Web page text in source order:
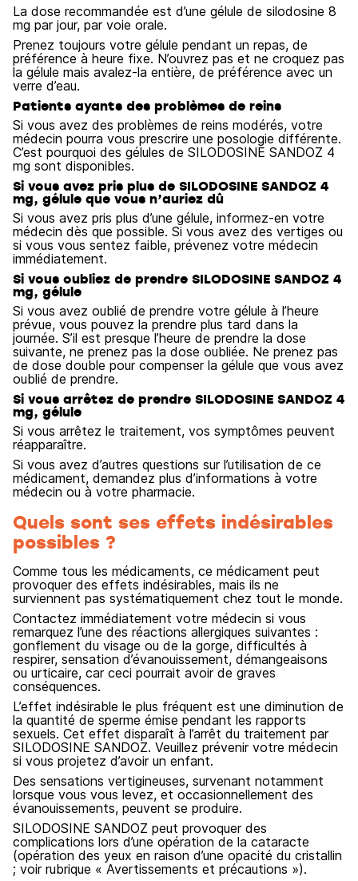
La dose recommandée est d’une gélule de silodosine 8
mg par jour, par voie orale.
Prenez toujours votre gélule pendant un repas, de
préférence à heure fixe. N’ouvrez pas et ne croquez pas
la gélule mais avalez-la entière, de préférence avec un
verre d’eau.
Patients ayants des problèmes de reins
Si vous avez des problèmes de reins modérés, votre
médecin pourra vous prescrire une posologie différente.
C’est pourquoi des gélules de SILODOSINE SANDOZ 4
mg sont disponibles.
Si vous avez pris plus de SILODOSINE SANDOZ 4
mg, gélule que vous n’auriez dû
Si vous avez pris plus d’une gélule, informez-en votre
médecin dès que possible. Si vous avez des vertiges ou
si vous vous sentez faible, prévenez votre médecin
immédiatement.
Si vous oubliez de prendre SILODOSINE SANDOZ 4
mg, gélule
Si vous avez oublié de prendre votre gélule à l’heure
prévue, vous pouvez la prendre plus tard dans la
journée. S’il est presque l’heure de prendre la dose
suivante, ne prenez pas la dose oubliée. Ne prenez pas
de dose double pour compenser la gélule que vous avez
oublié de prendre.
Si vous arrêtez de prendre SILODOSINE SANDOZ 4
mg, gélule
Si vous arrêtez le traitement, vos symptômes peuvent
réapparaître.
Si vous avez d’autres questions sur l’utilisation de ce
médicament, demandez plus d’informations à votre
médecin ou à votre pharmacie.
Quels sont ses effets indésirables
possibles ?
Comme tous les médicaments, ce médicament peut
provoquer des effets indésirables, mais ils ne
surviennent pas systématiquement chez tout le monde.
Contactez immédiatement votre médecin si vous
remarquez l’une des réactions allergiques suivantes :
gonflement du visage ou de la gorge, difficultés à
respirer, sensation d’évanouissement, démangeaisons
ou urticaire, car ceci pourrait avoir de graves
conséquences.
L’effet indésirable le plus fréquent est une diminution de
la quantité de sperme émise pendant les rapports
sexuels. Cet effet disparaît à l’arrêt du traitement par
SILODOSINE SANDOZ. Veuillez prévenir votre médecin
si vous projetez d’avoir un enfant.
Des sensations vertigineuses, survenant notamment
lorsque vous vous levez, et occasionnellement des
évanouissements, peuvent se produire.
SILODOSINE SANDOZ peut provoquer des
complications lors d’une opération de la cataracte
(opération des yeux en raison d’une opacité du cristallin
; voir rubrique « Avertissements et précautions »).